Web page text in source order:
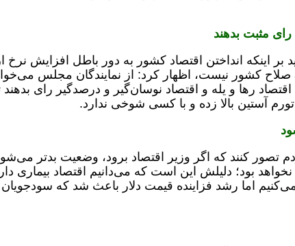
رای مثبت بدهند
بر اینکه انداختن اقتصاد کشور به دور باطل افزایش نرخ
کشور نیست، اظهار کرد: از نمایندگان مجلس
رها و یله و اقتصاد نوسان‌گیر و درصدگیر رای بدهند
آستین بالا زده و با کسی شوخی ندارد.
تصور کنند که اگر وزیر اقتصاد برود، وضعیت بدتر
بود؛ دلیلش این است که می‌دانیم اقتصاد بیماری
اما رشد فزاینده قیمت دلار باعث شد که سودجویان